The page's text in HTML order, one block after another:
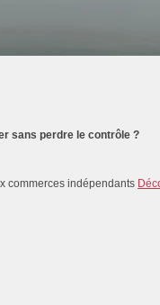
sans perdre le contrôle ?
commerces indépendants